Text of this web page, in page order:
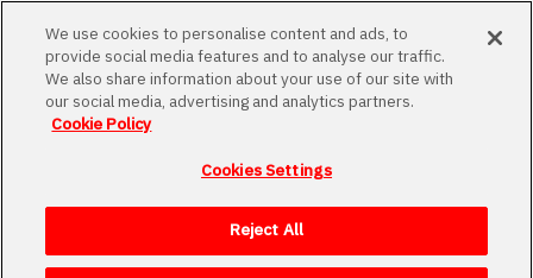
Loading
MENU
学園名簿
アイドル科の生徒や初星学園で働く教員などを
We use cookies to personalise content and ads, to
provide social media features and to analyse our traffic.
We also share information about your use of our site with
our social media, advertising and analytics partners.
Cookie Policy
Cookies Settings
Reject All